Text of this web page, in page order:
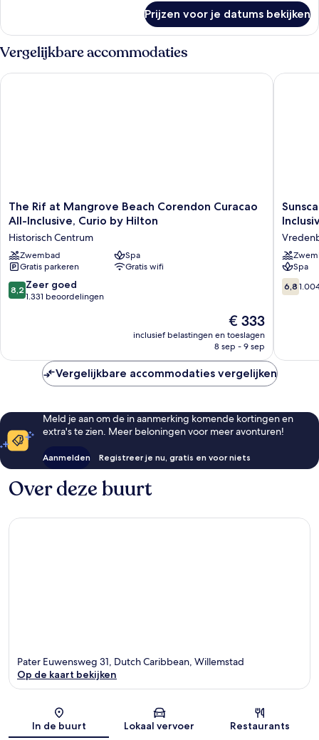
kamer,
1
kingsize
bed
Prijzen voor je datums bekijken
Vergelijkbare accommodaties
The
Rif
Mangrove
Beach
Corendon
Curacao
All-
Historisch
Centrum
The Rif at Mangrove Beach Corendon Curacao
All-Inclusive, Curio by Hilton
Historisch Centrum
Zwembad
Spa
Gratis parkeren
Gratis wifi
8.2
van
beoordelingen
8,2 Zeer goed
1.331 beoordelingen
De
prijs
is
€ 333
inclusief belastingen en toeslagen
8 sep - 9 sep
The Rif at Mangrove Beach Corendon Curacao All-Inclusive,
Curacao
Spa
&
Casino
-
All
Spa
6.8
van
6,8
Vergelijkbare accommodaties vergelijken
Meld je aan om de in aanmerking komende kortingen en
extra's te zien. Meer beloningen voor meer avonturen!
Aanmelden Registreer je nu, gratis en voor niets
Over deze buurt
Kaart
Pater Euwensweg 31, Dutch Caribbean, Willemstad
Op de kaart bekijken
In de buurt Lokaal vervoer Restaurants